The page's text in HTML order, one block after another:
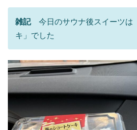
雑記今日のサウナ後スイーツは
キ」でした